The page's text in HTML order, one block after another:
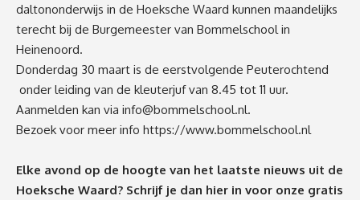
daltononderwijs in de Hoeksche Waard kunnen maandelijks
terecht bij de Burgemeester van Bommelschool in
Heinenoord.
Donderdag 30 maart is de eerstvolgende Peuterochtend
onder leiding van de kleuterjuf van 8.45 tot 11 uur.
Aanmelden kan via info@bommelschool.nl.
Bezoek voor meer info https://www.bommelschool.nl
Elke avond op de hoogte van het laatste nieuws uit de
Hoeksche Waard? Schrijf je dan hier in voor onze gratis